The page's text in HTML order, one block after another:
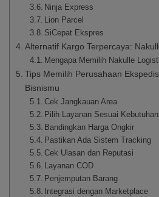
Ninja Express
Lion Parcel
SiCepat Ekspres
Alternatif Kargo Terpercaya:
Mengapa Memilih Nakulle
Tips Memilih Perusahaan
Bisnismu
Cek Jangkauan Area
Pilih Layanan Sesuai Kebutuhan
Bandingkan Harga Ongkir
Pastikan Ada Sistem Tracking
Cek Ulasan dan Reputasi
Layanan COD
Penjemputan Barang
Integrasi dengan Marketplace